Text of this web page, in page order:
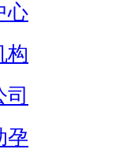
心
构
司
孕